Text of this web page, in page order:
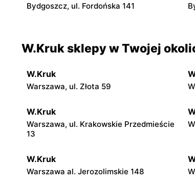
Bydgoszcz, ul. Fordońska 141
W.Kruk sklepy w Twojej
W.Kruk
Warszawa, ul. Złota 59
W.Kruk
Warszawa, ul. Krakowskie Przedmieście
13
W.Kruk
Warszawa al. Jerozolimskie 148